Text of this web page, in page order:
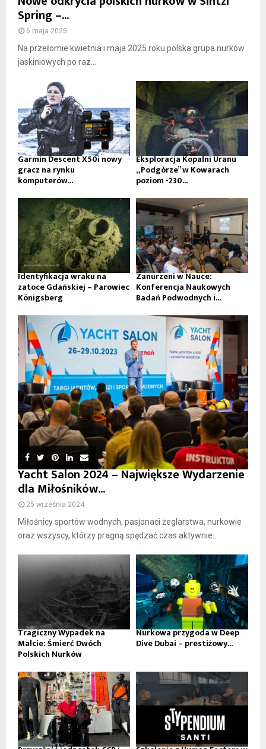
Spring –...
6 maja 2025
Na przełomie kwietnia i maja 2025 roku polska grupa nurków
jaskiniowych po raz...
Garmin Descent X50i nowy
gracz na rynku
komputerów...
Eksploracja Kopalni Uranu
„Podgórze” w Kowarach
poziom -230...
Identyfikacja wraku na
zatoce Gdańskiej – Parowiec
Königsberg
Zanurzeni w Nauce:
Konferencja Naukowych
Badań Podwodnych i...
Yacht Salon 2024 – Największe Wydarzenie
dla Miłośników...
25 września 2024
Miłośnicy sportów wodnych, pasjonaci żeglarstwa, nurkowie
oraz wszyscy, którzy pragną spędzać czas aktywnie...
Tragiczny Wypadek na
Malcie: Śmierć Dwóch
Polskich Nurków
Nurkowa przygoda w Deep
Dive Dubai – prestiżowy...